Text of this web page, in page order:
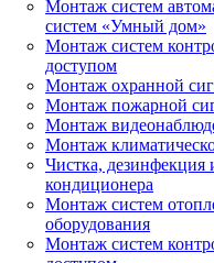
Монтаж систем
систем «Умный дом»
Монтаж систем
доступом
Монтаж охранной
Монтаж пожарной
Монтаж
Монтаж
Чистка, дезинфекция
кондиционера
Монтаж систем
оборудования
Монтаж систем